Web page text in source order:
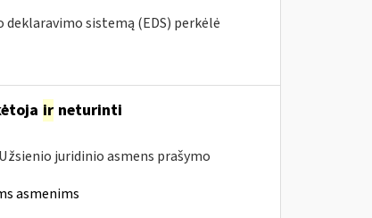
sistemą (EDS) perkėlė
irneturinti
juridinio asmens prašymo
asmenims